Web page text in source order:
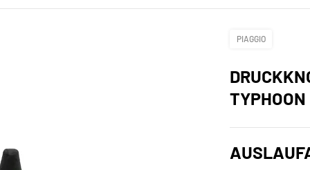
PIAGGIO
TYPHOON